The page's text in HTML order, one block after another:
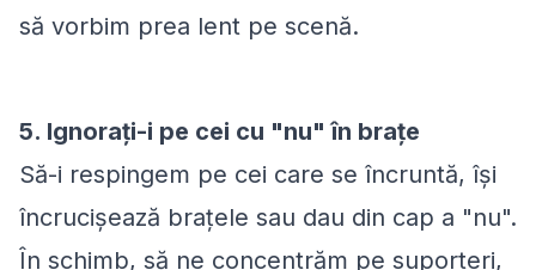
să vorbim prea lent pe scenă.
5. Ignorați-i pe cei cu "nu" în brațe
Să-i respingem pe cei care se încruntă, își
încrucișează brațele sau dau din cap a "nu".
În schimb, să ne concentrăm pe suporteri,